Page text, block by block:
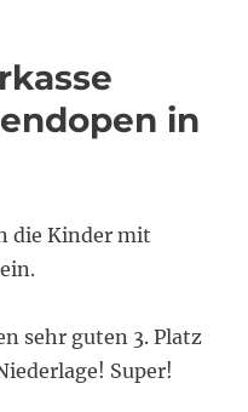
in
die Kinder mit
sehr guten 3. Platz
Super!